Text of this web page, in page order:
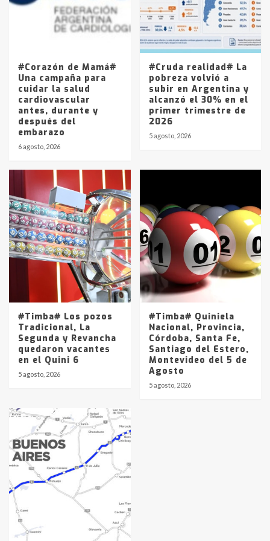
Los precios de los combustibles en
La Pampa, desde YPF hasta Axion
entre 857 a 1338 pesos
#Corazón de Mamá#
Una campaña para
cuidar la salud
cardiovascular
antes, durante y
después del
embarazo
6 agosto, 2026
#Cruda realidad# La
pobreza volvió a
subir en Argentina y
alcanzó el 30% en el
primer trimestre de
2026
5 agosto, 2026
#Timba# Los pozos
Tradicional, La
Segunda y Revancha
quedaron vacantes
en el Quini 6
5 agosto, 2026
#Timba# Quiniela
Nacional, Provincia,
Córdoba, Santa Fe,
Santiago del Estero,
Montevideo del 5 de
Agosto
5 agosto, 2026